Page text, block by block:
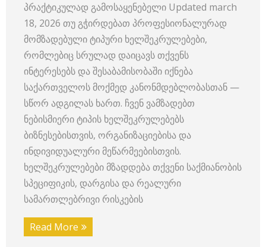
პრაქტიკულად გამოსაყენებელი Updated march
18, 2026 თუ გჭირდებათ პროფესიონალურად
მომზადებული ტიპური ხელშეკრულებები,
რომლებიც სრულად დაიცავს თქვენს
ინტერესებს და შესაბამისობაში იქნება
საქართველოს მოქმედ კანონმდებლობასთან —
სწორ ადგილას ხართ. ჩვენ ვამზადებთ
ნებისმიერი ტიპის ხელშეკრულებებს
ბიზნესებისთვის, ორგანიზაციებისა და
ინდივიდუალური მეწარმეებისთვის.
ხელშეკრულებები მზადდება თქვენი საქმიანობის
სპეციფიკის, დარგისა და რეალური
სამართლებრივი რისკების
Read More